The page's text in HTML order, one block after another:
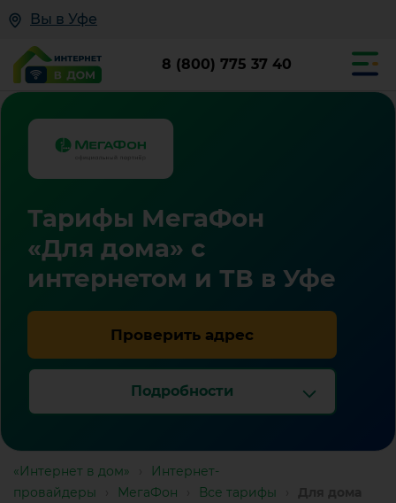
Вы в Уфе
8 (800) 775 37 40
Тарифы МегаФон
«Для дома» с
интернетом и ТВ в Уфе
Проверить адрес
Подробности
«Интернет в дом»
Интернет-
провайдеры
МегаФон Все тарифы